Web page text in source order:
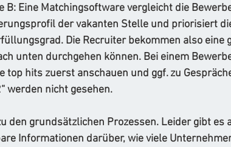
B: Eine Matchingsoftware vergleicht die
der vakanten Stelle und priorisiert
Die Recruiter bekommen also eine
unten durchgehen können. Bei einem
top hits zuerst anschauen und ggf. zu
werden nicht gesehen.
den grundsätzlichen Prozessen. Leider gibt
Informationen darüber, wie viele